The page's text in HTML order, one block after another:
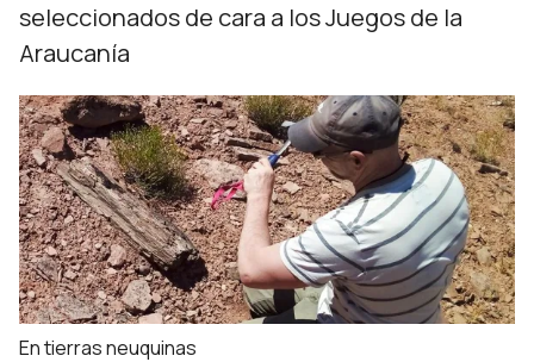
seleccionados de cara a los Juegos de la
Araucanía
En tierras neuquinas